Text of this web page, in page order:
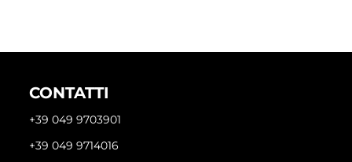
CONTATTI
+39 049 9703901
+39 049 9714016